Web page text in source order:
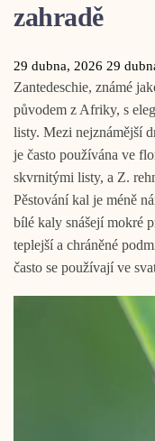
zahradě
29 dubna, 2026 29
Zantedeschie, známé
původem z Afriky, s
listy. Mezi nejznámější
je často používána ve
skvrnitými listy, a Z.
Pěstování kal je méně
bílé kaly snášejí mokré
teplejší a chráněné
často se používají ve